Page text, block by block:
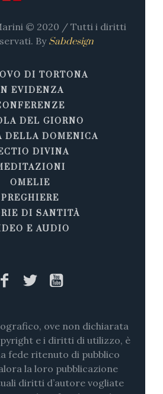
© 2020 / Tutti i diritti
By Sabdesign
DI TORTONA
EVIDENZA
DEL GIORNO
DELLA DOMENICA
DIVINA
OMELIE
PREGHIERE
DI SANTITÀ
E AUDIO
ove non dichiarata
e i diritti di utilizzo, è
fede ritenuto di pubblico
la loro pubblicazione
diritti d’autore vogliate